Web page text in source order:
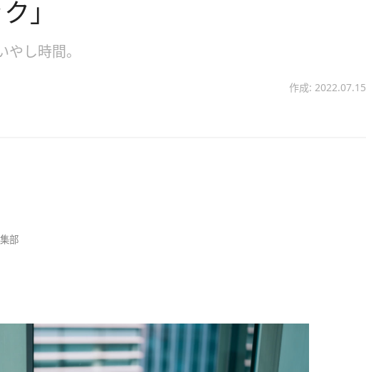
」
やし時間。
作成: 2022.07.15
部